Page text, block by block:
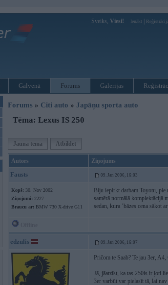
Sveiks, Viesi! Ienākt
Galvenā Forums Galerijas
Forums » Citi auto » Japāņu sporta auto
Tēma: Lexus IS 250
Jauna tēma Atbildēt
Autors Ziņojums
Fausts 09. Jan 2006, 16:03
Kopš: 30. Nov 2002
Ziņojumi: 2227
Braucu ar: BMW 730 X-drive G11
Biju iepirkt darbam Toyotu,
samērā normālā komplektācijā
sedan, kura ’bāzes cena sākot
edzulis 09. Jan 2006, 16:07
Pričom te Saab? Te jau 3er, A4,
Jā, jāatzīst, ka tas 250is ir ļoti
3er varbūt var pielasīt tā, lai